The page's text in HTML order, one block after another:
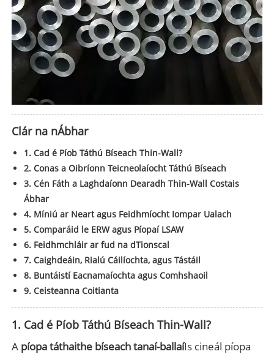
Clár na nÁbhar
1. Cad é Píob Táthú Bíseach Thin-Wall?
2. Conas a Oibríonn Teicneolaíocht Táthú Bíseach
3. Cén Fáth a Laghdaíonn Dearadh Thin-Wall Costais
Ábhar
4. Míniú ar Neart agus Feidhmíocht Iompar Ualach
5. Comparáid le ERW agus Píopaí LSAW
6. Feidhmchláir ar fud na dTionscal
7. Caighdeáin, Rialú Cáilíochta, agus Tástáil
8. Buntáistí Eacnamaíochta agus Comhshaoil
9. Ceisteanna Coitianta
1. Cad é Píob Táthú Bíseach Thin-Wall?
A píopa táthaithe bíseach tanaí-ballaíIs cineál píopa